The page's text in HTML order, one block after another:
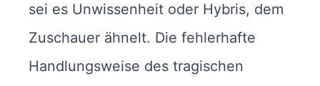
sei es Unwissenheit oder Hybris, dem
Zuschauer ähnelt. Die fehlerhafte
Handlungsweise des tragischen